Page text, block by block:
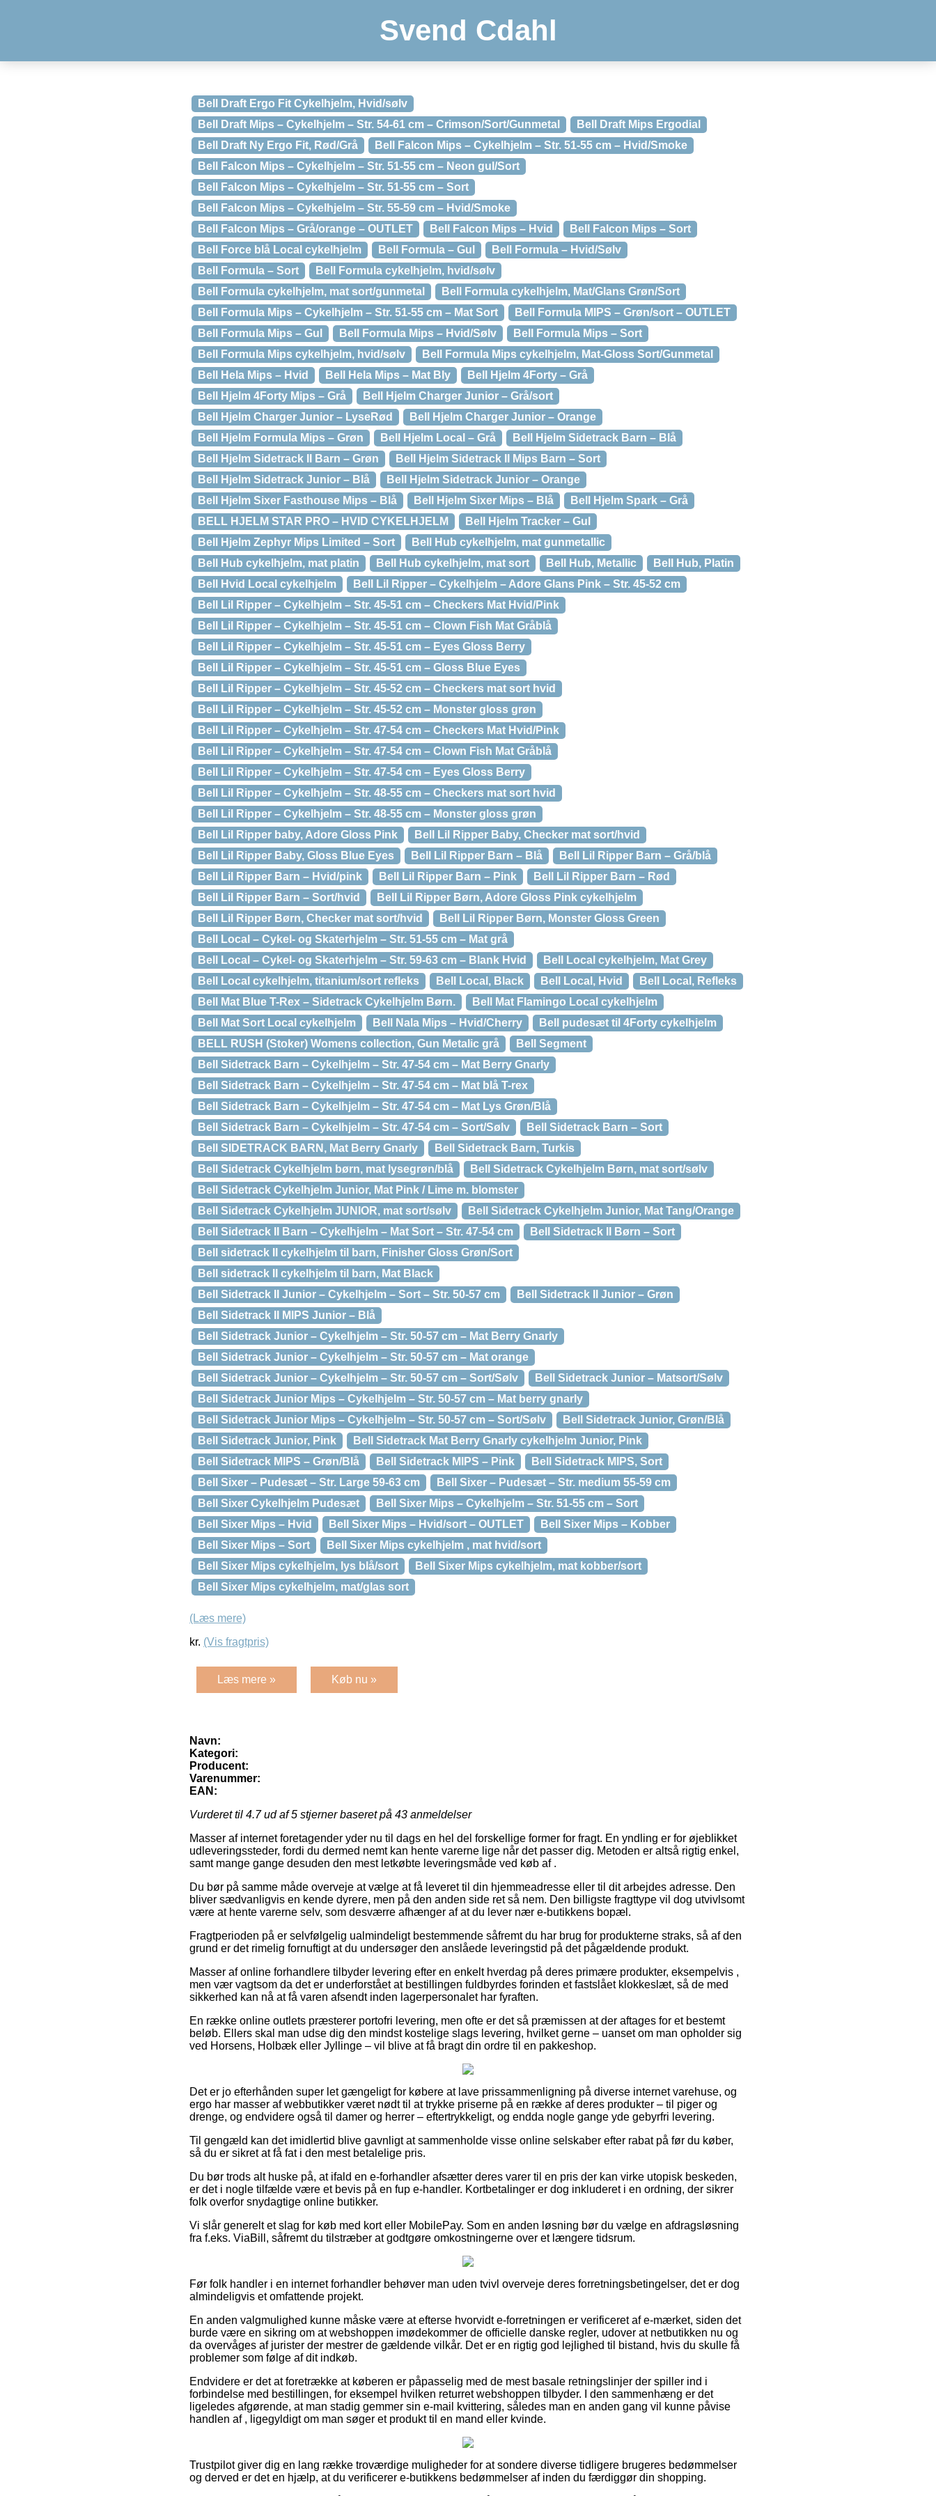
Svend Cdahl
Bell Draft Ergo Fit Cykelhjelm, Hvid/sølv
Bell Draft Mips – Cykelhjelm – Str. 54-61 cm – Crimson/Sort/Gunmetal
Bell Draft Mips Ergodial
Bell Draft Ny Ergo Fit, Rød/Grå
Bell Falcon Mips – Cykelhjelm – Str. 51-55 cm – Hvid/Smoke
Bell Falcon Mips – Cykelhjelm – Str. 51-55 cm – Neon gul/Sort
Bell Falcon Mips – Cykelhjelm – Str. 51-55 cm – Sort
Bell Falcon Mips – Cykelhjelm – Str. 55-59 cm – Hvid/Smoke
Bell Falcon Mips – Grå/orange – OUTLET
Bell Falcon Mips – Hvid
Bell Falcon Mips – Sort
Bell Force blå Local cykelhjelm
Bell Formula – Gul
Bell Formula – Hvid/Sølv
Bell Formula – Sort
Bell Formula cykelhjelm, hvid/sølv
Bell Formula cykelhjelm, mat sort/gunmetal
Bell Formula cykelhjelm, Mat/Glans Grøn/Sort
Bell Formula Mips – Cykelhjelm – Str. 51-55 cm – Mat Sort
Bell Formula MIPS – Grøn/sort – OUTLET
Bell Formula Mips – Gul
Bell Formula Mips – Hvid/Sølv
Bell Formula Mips – Sort
Bell Formula Mips cykelhjelm, hvid/sølv
Bell Formula Mips cykelhjelm, Mat-Gloss Sort/Gunmetal
Bell Hela Mips – Hvid
Bell Hela Mips – Mat Bly
Bell Hjelm 4Forty – Grå
Bell Hjelm 4Forty Mips – Grå
Bell Hjelm Charger Junior – Grå/sort
Bell Hjelm Charger Junior – LyseRød
Bell Hjelm Charger Junior – Orange
Bell Hjelm Formula Mips – Grøn
Bell Hjelm Local – Grå
Bell Hjelm Sidetrack Barn – Blå
Bell Hjelm Sidetrack II Barn – Grøn
Bell Hjelm Sidetrack II Mips Barn – Sort
Bell Hjelm Sidetrack Junior – Blå
Bell Hjelm Sidetrack Junior – Orange
Bell Hjelm Sixer Fasthouse Mips – Blå
Bell Hjelm Sixer Mips – Blå
Bell Hjelm Spark – Grå
BELL HJELM STAR PRO – HVID CYKELHJELM
Bell Hjelm Tracker – Gul
Bell Hjelm Zephyr Mips Limited – Sort
Bell Hub cykelhjelm, mat gunmetallic
Bell Hub cykelhjelm, mat platin
Bell Hub cykelhjelm, mat sort Bell Hub, Metallic
Bell Hub, Platin
Bell Hvid Local cykelhjelm
Bell Lil Ripper – Cykelhjelm – Adore Glans Pink – Str. 45-52 cm
Bell Lil Ripper – Cykelhjelm – Str. 45-51 cm – Checkers Mat Hvid/Pink
Bell Lil Ripper – Cykelhjelm – Str. 45-51 cm – Clown Fish Mat Gråblå
Bell Lil Ripper – Cykelhjelm – Str. 45-51 cm – Eyes Gloss Berry
Bell Lil Ripper – Cykelhjelm – Str. 45-51 cm – Gloss Blue Eyes
Bell Lil Ripper – Cykelhjelm – Str. 45-52 cm – Checkers mat sort hvid
Bell Lil Ripper – Cykelhjelm – Str. 45-52 cm – Monster gloss grøn
Bell Lil Ripper – Cykelhjelm – Str. 47-54 cm – Checkers Mat Hvid/Pink
Bell Lil Ripper – Cykelhjelm – Str. 47-54 cm – Clown Fish Mat Gråblå
Bell Lil Ripper – Cykelhjelm – Str. 47-54 cm – Eyes Gloss Berry
Bell Lil Ripper – Cykelhjelm – Str. 48-55 cm – Checkers mat sort hvid
Bell Lil Ripper – Cykelhjelm – Str. 48-55 cm – Monster gloss grøn
Bell Lil Ripper baby, Adore Gloss Pink
Bell Lil Ripper Baby, Checker mat sort/hvid
Bell Lil Ripper Baby, Gloss Blue Eyes
Bell Lil Ripper Barn – Blå
Bell Lil Ripper Barn – Grå/blå
Bell Lil Ripper Barn – Hvid/pink
Bell Lil Ripper Barn – Pink
Bell Lil Ripper Barn – Rød
Bell Lil Ripper Barn – Sort/hvid
Bell Lil Ripper Børn, Adore Gloss Pink cykelhjelm
Bell Lil Ripper Børn, Checker mat sort/hvid
Bell Lil Ripper Børn, Monster Gloss Green
Bell Local – Cykel- og Skaterhjelm – Str. 51-55 cm – Mat grå
Bell Local – Cykel- og Skaterhjelm – Str. 59-63 cm – Blank Hvid
Bell Local cykelhjelm, Mat Grey
Bell Local cykelhjelm, titanium/sort refleks
Bell Local, Black Bell Local, Hvid
Bell Local, Refleks
Bell Mat Blue T-Rex – Sidetrack Cykelhjelm Børn.
Bell Mat Flamingo Local cykelhjelm
Bell Mat Sort Local cykelhjelm
Bell Nala Mips – Hvid/Cherry
Bell pudesæt til 4Forty cykelhjelm
BELL RUSH (Stoker) Womens collection, Gun Metalic grå
Bell Segment
Bell Sidetrack Barn – Cykelhjelm – Str. 47-54 cm – Mat Berry Gnarly
Bell Sidetrack Barn – Cykelhjelm – Str. 47-54 cm – Mat blå T-rex
Bell Sidetrack Barn – Cykelhjelm – Str. 47-54 cm – Mat Lys Grøn/Blå
Bell Sidetrack Barn – Cykelhjelm – Str. 47-54 cm – Sort/Sølv
Bell Sidetrack Barn – Sort
Bell SIDETRACK BARN, Mat Berry Gnarly
Bell Sidetrack Barn, Turkis
Bell Sidetrack Cykelhjelm børn, mat lysegrøn/blå
Bell Sidetrack Cykelhjelm Børn, mat sort/sølv
Bell Sidetrack Cykelhjelm Junior, Mat Pink / Lime m. blomster
Bell Sidetrack Cykelhjelm JUNIOR, mat sort/sølv
Bell Sidetrack Cykelhjelm Junior, Mat Tang/Orange
Bell Sidetrack II Barn – Cykelhjelm – Mat Sort – Str. 47-54 cm
Bell Sidetrack II Børn – Sort
Bell sidetrack II cykelhjelm til barn, Finisher Gloss Grøn/Sort
Bell sidetrack II cykelhjelm til barn, Mat Black
Bell Sidetrack II Junior – Cykelhjelm – Sort – Str. 50-57 cm
Bell Sidetrack II Junior – Grøn
Bell Sidetrack II MIPS Junior – Blå
Bell Sidetrack Junior – Cykelhjelm – Str. 50-57 cm – Mat Berry Gnarly
Bell Sidetrack Junior – Cykelhjelm – Str. 50-57 cm – Mat orange
Bell Sidetrack Junior – Cykelhjelm – Str. 50-57 cm – Sort/Sølv
Bell Sidetrack Junior – Matsort/Sølv
Bell Sidetrack Junior Mips – Cykelhjelm – Str. 50-57 cm – Mat berry gnarly
Bell Sidetrack Junior Mips – Cykelhjelm – Str. 50-57 cm – Sort/Sølv
Bell Sidetrack Junior, Grøn/Blå
Bell Sidetrack Junior, Pink
Bell Sidetrack Mat Berry Gnarly cykelhjelm Junior, Pink
Bell Sidetrack MIPS – Grøn/Blå
Bell Sidetrack MIPS – Pink
Bell Sidetrack MIPS, Sort
Bell Sixer – Pudesæt – Str. Large 59-63 cm
Bell Sixer – Pudesæt – Str. medium 55-59 cm
Bell Sixer Cykelhjelm Pudesæt
Bell Sixer Mips – Cykelhjelm – Str. 51-55 cm – Sort
Bell Sixer Mips – Hvid
Bell Sixer Mips – Hvid/sort – OUTLET
Bell Sixer Mips – Kobber
Bell Sixer Mips – Sort
Bell Sixer Mips cykelhjelm , mat hvid/sort
Bell Sixer Mips cykelhjelm, lys blå/sort
Bell Sixer Mips cykelhjelm, mat kobber/sort
Bell Sixer Mips cykelhjelm, mat/glas sort
(Læs mere)
kr. (Vis fragtpris)
Læs mere » Køb nu »
Navn:
Kategori:
Producent:
Varenummer:
EAN:
Vurderet til 4.7ud af 5 stjerner baseret på 43 anmeldelser
Masser af internet foretagender yder nu til dags en hel del forskellige former for fragt. En yndling er for øjeblikket
udleveringssteder, fordi du dermed nemt kan hente varerne lige når det passer dig. Metoden er altså rigtig enkel,
samt mange gange desuden den mest letkøbte leveringsmåde ved køb af .
Du bør på samme måde overveje at vælge at få leveret til din hjemmeadresse eller til dit arbejdes adresse. Den
bliver sædvanligvis en kende dyrere, men på den anden side ret så nem. Den billigste fragttype vil dog utvivlsomt
være at hente varerne selv, som desværre afhænger af at du lever nær e-butikkens bopæl.
Fragtperioden på er selvfølgelig ualmindeligt bestemmende såfremt du har brug for produkterne straks, så af den
grund er det rimelig fornuftigt at du undersøger den anslåede leveringstid på det pågældende produkt.
Masser af online forhandlere tilbyder levering efter en enkelt hverdag på deres primære produkter, eksempelvis ,
men vær vagtsom da det er underforstået at bestillingen fuldbyrdes forinden et fastslået klokkeslæt, så de med
sikkerhed kan nå at få varen afsendt inden lagerpersonalet har fyraften.
En række online outlets præsterer portofri levering, men ofte er det så præmissen at der aftages for et bestemt
beløb. Ellers skal man udse dig den mindst kostelige slags levering, hvilket gerne – uanset om man opholder sig
ved Horsens, Holbæk eller Jyllinge – vil blive at få bragt din ordre til en pakkeshop.
Det er jo efterhånden super let gængeligt for købere at lave prissammenligning på diverse internet varehuse, og
ergo har masser af webbutikker været nødt til at trykke priserne på en række af deres produkter – til piger og
drenge, og endvidere også til damer og herrer – eftertrykkeligt, og endda nogle gange yde gebyrfri levering.
Til gengæld kan det imidlertid blive gavnligt at sammenholde visse online selskaber efter rabat på før du køber,
så du er sikret at få fat i den mest betalelige pris.
Du bør trods alt huske på, at ifald en e-forhandler afsætter deres varer til en pris der kan virke utopisk beskeden,
er det i nogle tilfælde være et bevis på en fup e-handler. Kortbetalinger er dog inkluderet i en ordning, der sikrer
folk overfor snydagtige online butikker.
Vi slår generelt et slag for køb med kort eller MobilePay. Som en anden løsning bør du vælge en afdragsløsning
fra f.eks. ViaBill, såfremt du tilstræber at godtgøre omkostningerne over et længere tidsrum.
Før folk handler i en internet forhandler behøver man uden tvivl overveje deres forretningsbetingelser, det er dog
almindeligvis et omfattende projekt.
En anden valgmulighed kunne måske være at efterse hvorvidt e-forretningen er verificeret af e-mærket, siden det
burde være en sikring om at webshoppen imødekommer de officielle danske regler, udover at netbutikken nu og
da overvåges af jurister der mestrer de gældende vilkår. Det er en rigtig god lejlighed til bistand, hvis du skulle få
problemer som følge af dit indkøb.
Endvidere er det at foretrække at køberen er påpasselig med de mest basale retningslinjer der spiller ind i
forbindelse med bestillingen, for eksempel hvilken returret webshoppen tilbyder. I den sammenhæng er det
ligeledes afgørende, at man stadig gemmer sin e-mail kvittering, således man en anden gang vil kunne påvise
handlen af , ligegyldigt om man søger et produkt til en mand eller kvinde.
Trustpilot giver dig en lang række troværdige muligheder for at sondere diverse tidligere brugeres bedømmelser
og derved er det en hjælp, at du verificerer e-butikkens bedømmelser af inden du færdiggør din shopping.